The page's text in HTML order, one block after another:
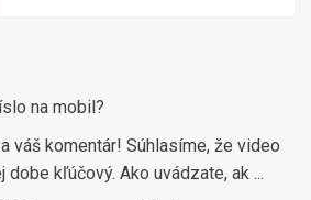
na mobil?
váš komentár! Súhlasíme, že video
dobe kľúčový. Ako uvádzate, ak ...